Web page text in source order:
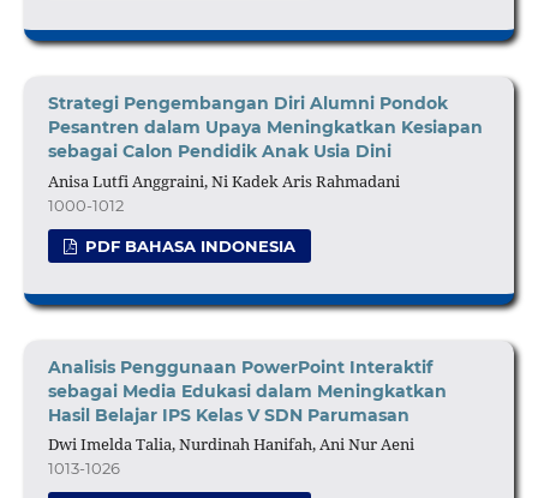
Strategi Pengembangan Diri Alumni Pondok
Pesantren dalam Upaya Meningkatkan Kesiapan
sebagai Calon Pendidik Anak Usia Dini
Anisa Lutfi Anggraini, Ni Kadek Aris Rahmadani
1000-1012
PDF BAHASA INDONESIA
Analisis Penggunaan PowerPoint Interaktif
sebagai Media Edukasi dalam Meningkatkan
Hasil Belajar IPS Kelas V SDN Parumasan
Dwi Imelda Talia, Nurdinah Hanifah, Ani Nur Aeni
1013-1026